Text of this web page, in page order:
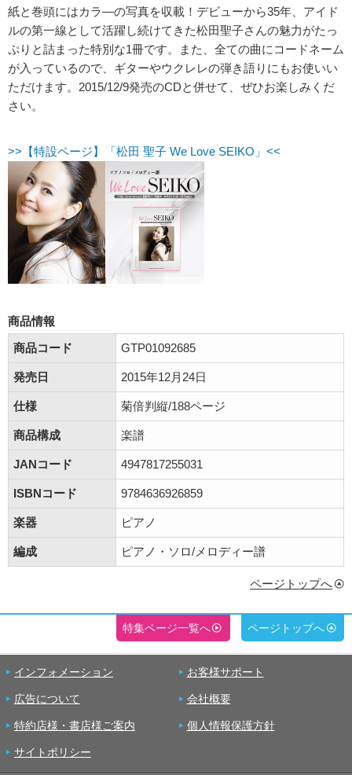
紙と巻頭にはカラ―の写真を収載！デビューから35年、アイド
ルの第一線として活躍し続けてきた松田聖子さんの魅力がたっ
ぷりと詰まった特別な1冊です。また、全ての曲にコードネーム
が入っているので、ギターやウクレレの弾き語りにもお使いい
ただけます。2015/12/9発売のCDと併せて、ぜひお楽しみくだ
さい。
>>【特設ページ】「松田 聖子 We Love SEIKO」<<
商品情報
商品コード
GTP01092685
発売日 2015年12月24日
仕様 菊倍判縦/188ページ
商品構成 楽譜
JANコード 4947817255031
ISBNコード 9784636926859
楽器 ピアノ
編成 ピアノ・ソロ/メロディー譜
ページトップへ
特集ページ一覧へ ページトップへ
インフォメーション お客様サポート
広告について 会社概要
特約店様・書店様ご案内 個人情報保護方針
サイトポリシー